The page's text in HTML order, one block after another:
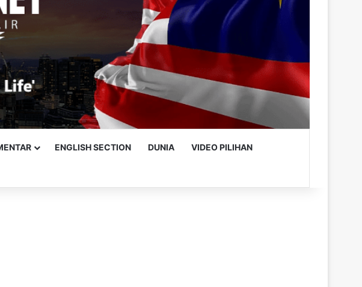
ENGLISH SECTION DUNIA VIDEO PILIHAN